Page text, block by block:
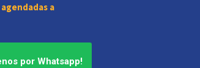
a
por Whatsapp!